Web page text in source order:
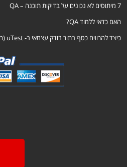
7 מיתוסים לא נכונים על בדיקות תוכנה – QA
האם כדאי ללמוד QA?
כיצד להרוויח כסף בתור בודק עצמאי ב- uTest (חלק 1)